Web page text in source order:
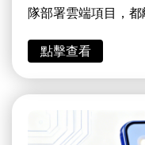
隊部署雲端項目，都
點擊查看